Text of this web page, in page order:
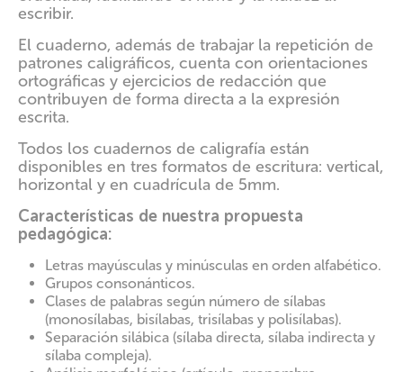
escribir.
El cuaderno, además de trabajar la repetición de
patrones caligráficos, cuenta con orientaciones
ortográficas y ejercicios de redacción que
contribuyen de forma directa a la expresión
escrita.
Todos los cuadernos de caligrafía están
disponibles en tres formatos de escritura: vertical,
horizontal y en cuadrícula de 5mm.
Características de nuestra propuesta
pedagógica:
Letras mayúsculas y minúsculas en orden alfabético.
Grupos consonánticos.
Clases de palabras según número de sílabas
(monosílabas, bisílabas, trisílabas y polisílabas).
Separación silábica (sílaba directa, sílaba indirecta y
sílaba compleja).